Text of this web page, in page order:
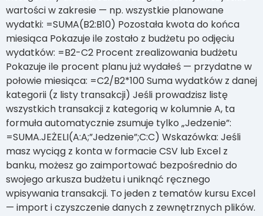
wartości w zakresie — np. wszystkie planowane
wydatki: =SUMA(B2:B10) Pozostała kwota do końca
miesiąca Pokazuje ile zostało z budżetu po odjęciu
wydatków: =B2-C2 Procent zrealizowania budżetu
Pokazuje ile procent planu już wydałeś — przydatne w
połowie miesiąca: =C2/B2*100 Suma wydatków z danej
kategorii (z listy transakcji) Jeśli prowadzisz listę
wszystkich transakcji z kategorią w kolumnie A, ta
formuła automatycznie zsumuje tylko „Jedzenie”:
=SUMA.JEŻELI(A:A;”Jedzenie”;C:C) Wskazówka: Jeśli
masz wyciąg z konta w formacie CSV lub Excel z
banku, możesz go zaimportować bezpośrednio do
swojego arkusza budżetu i uniknąć ręcznego
wpisywania transakcji. To jeden z tematów kursu Excel
— import i czyszczenie danych z zewnętrznych plików.